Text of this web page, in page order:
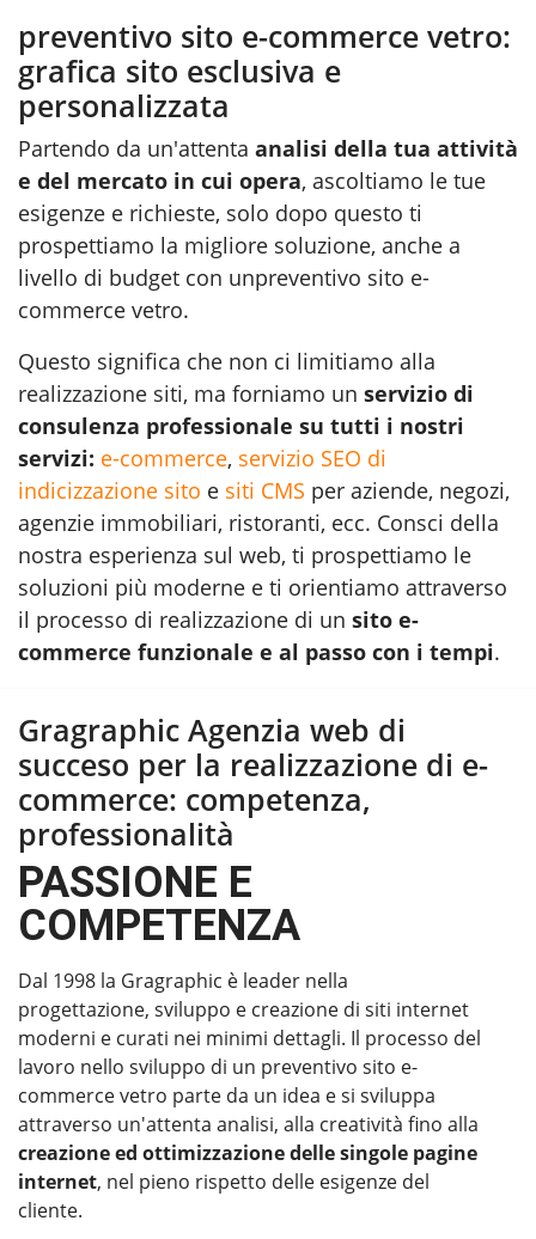
preventivo sito e-commerce vetro:
grafica sito esclusiva e
personalizzata
Partendo da un'attenta analisi della tua attività
e del mercato in cui opera, ascoltiamo le tue
esigenze e richieste, solo dopo questo ti
prospettiamo la migliore soluzione, anche a
livello di budget con unpreventivo sito e-
commerce vetro.
Questo significa che non ci limitiamo alla
realizzazione siti, ma forniamo un servizio di
consulenza professionale su tutti i nostri
servizi: e-commerce, servizio SEO di
indicizzazione sito e siti CMS per aziende, negozi,
agenzie immobiliari, ristoranti, ecc. Consci della
nostra esperienza sul web, ti prospettiamo le
soluzioni più moderne e ti orientiamo attraverso
il processo di realizzazione di un sito e-
commerce funzionale e al passo con i tempi.
Gragraphic Agenzia web di
succeso per la realizzazione di e-
commerce: competenza,
professionalità
PASSIONE E
COMPETENZA
Dal 1998 la Gragraphic è leader nella
progettazione, sviluppo e creazione di siti internet
moderni e curati nei minimi dettagli. Il processo del
lavoro nello sviluppo di un preventivo sito e-
commerce vetro parte da un idea e si sviluppa
attraverso un'attenta analisi, alla creatività fino alla
creazione ed ottimizzazione delle singole pagine
internet, nel pieno rispetto delle esigenze del
cliente.